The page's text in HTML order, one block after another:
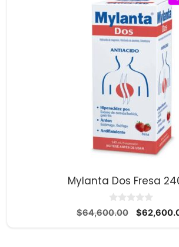
Mylanta Dos Fresa
0
d
$64,600.00
El
$